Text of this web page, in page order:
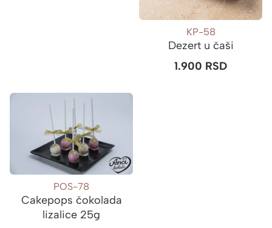
KP-58
Dezert u čaši
1.900 RSD
POS-78
Cakepops čokolada
lizalice 25g